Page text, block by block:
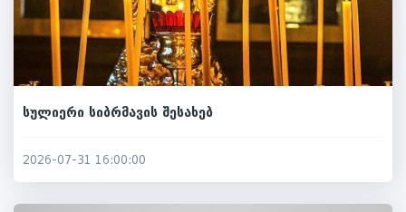
სულიერი სიბრმავის შესახებ
2026-07-31 16:00:00